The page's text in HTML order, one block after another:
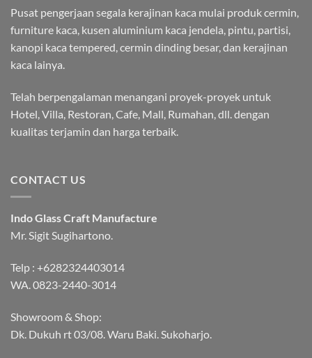
Pusat pengerjaan segala kerajinan kaca mulai produk cermin,
furniture kaca, kusen aluminium kaca jendela, pintu, partisi,
kanopi kaca tempered, cermin dinding besar, dan kerajinan
kaca lainya.
Telah berpengalaman menangani proyek-proyek untuk
Hotel, Villa, Restoran, Cafe, Mall, Rumahan, dll. dengan
kualitas terjamin dan harga terbaik.
CONTACT US
Indo Glass Craft Manufacture
Mr. Sigit Sugihartono.
Telp : +6282324403014
WA. 0823-2440-3014
Showroom & Shop:
Dk. Dukuh rt 03/08. Waru Baki. Sukoharjo.